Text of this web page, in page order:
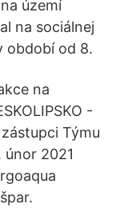
území
na sociálnej
období od 8.
na
-
Týmu
únor 2021